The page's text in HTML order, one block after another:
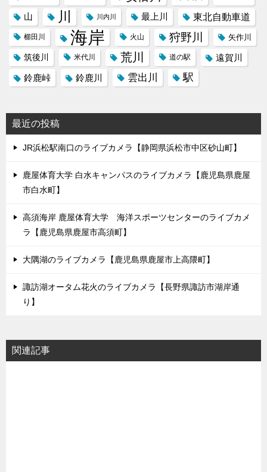
山 川 川内川 最上川 東北自動車道
櫛田川 海岸 火山 狩野川 矢作川
筑後川 米代川 荒川 道の駅
遠賀川
鈴鹿峠
鈴鹿川 雲出川 駅
最近の投稿
JR浜松駅南口のライブカメラ【静岡県浜松市中区砂山町】
鹿屋体育大学 白水キャンパスのライブカメラ【鹿児島県鹿屋
市白水町】
高須海岸 鹿屋体育大学 海洋スポーツセンターのライブカメ
ラ【鹿児島県鹿屋市高須町】
大隅湖のライブカメラ【鹿児島県鹿屋市上高隈町】
諏訪湖オータム花火のライブカメラ【長野県諏訪市湖岸通
り】
関連記事